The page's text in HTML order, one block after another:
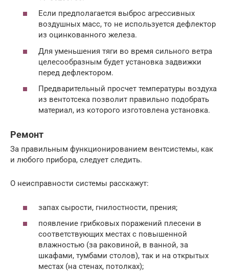
Если предполагается выброс агрессивных
воздушных масс, то не используется дефлектор
из оцинкованного железа.
Для уменьшения тяги во время сильного ветра
целесообразным будет установка задвижки
перед дефлектором.
Предварительный просчет температуры воздуха
из вентотсека позволит правильно подобрать
материал, из которого изготовлена установка.
Ремонт
За правильным функционированием вентсистемы, как
и любого прибора, следует следить.
О неисправности системы расскажут:
запах сырости, гнилостности, прения;
появление грибковых поражений плесени в
соответствующих местах с повышенной
влажностью (за раковиной, в ванной, за
шкафами, тумбами столов), так и на открытых
местах (на стенах, потолках);